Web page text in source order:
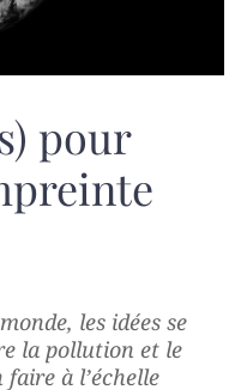
pour
les idées se
la pollution et le
à l’échelle